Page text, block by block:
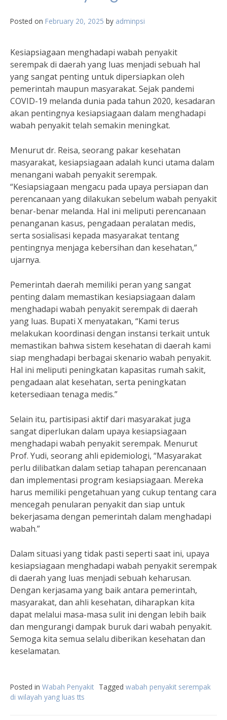
Posted on February 20, 2025 by adminpsi
Kesiapsiagaan menghadapi wabah penyakit
serempak di daerah yang luas menjadi sebuah hal
yang sangat penting untuk dipersiapkan oleh
pemerintah maupun masyarakat. Sejak pandemi
COVID-19 melanda dunia pada tahun 2020, kesadaran
akan pentingnya kesiapsiagaan dalam menghadapi
wabah penyakit telah semakin meningkat.
Menurut dr. Reisa, seorang pakar kesehatan
masyarakat, kesiapsiagaan adalah kunci utama dalam
menangani wabah penyakit serempak.
“Kesiapsiagaan mengacu pada upaya persiapan dan
perencanaan yang dilakukan sebelum wabah penyakit
benar-benar melanda. Hal ini meliputi perencanaan
penanganan kasus, pengadaan peralatan medis,
serta sosialisasi kepada masyarakat tentang
pentingnya menjaga kebersihan dan kesehatan,”
ujarnya.
Pemerintah daerah memiliki peran yang sangat
penting dalam memastikan kesiapsiagaan dalam
menghadapi wabah penyakit serempak di daerah
yang luas. Bupati X menyatakan, “Kami terus
melakukan koordinasi dengan instansi terkait untuk
memastikan bahwa sistem kesehatan di daerah kami
siap menghadapi berbagai skenario wabah penyakit.
Hal ini meliputi peningkatan kapasitas rumah sakit,
pengadaan alat kesehatan, serta peningkatan
ketersediaan tenaga medis.”
Selain itu, partisipasi aktif dari masyarakat juga
sangat diperlukan dalam upaya kesiapsiagaan
menghadapi wabah penyakit serempak. Menurut
Prof. Yudi, seorang ahli epidemiologi, “Masyarakat
perlu dilibatkan dalam setiap tahapan perencanaan
dan implementasi program kesiapsiagaan. Mereka
harus memiliki pengetahuan yang cukup tentang cara
mencegah penularan penyakit dan siap untuk
bekerjasama dengan pemerintah dalam menghadapi
wabah.”
Dalam situasi yang tidak pasti seperti saat ini, upaya
kesiapsiagaan menghadapi wabah penyakit serempak
di daerah yang luas menjadi sebuah keharusan.
Dengan kerjasama yang baik antara pemerintah,
masyarakat, dan ahli kesehatan, diharapkan kita
dapat melalui masa-masa sulit ini dengan lebih baik
dan mengurangi dampak buruk dari wabah penyakit.
Semoga kita semua selalu diberikan kesehatan dan
keselamatan.
Posted in Wabah Penyakit Tagged wabah penyakit serempak
di wilayah yang luas tts